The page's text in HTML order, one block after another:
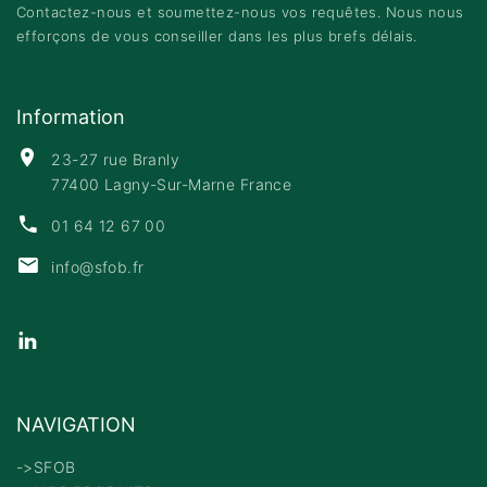
Contactez-nous et soumettez-nous vos requêtes. Nous nous
efforçons de vous conseiller dans les plus brefs délais.
Information
23-27 rue Branly
77400 Lagny-Sur-Marne France
01 64 12 67 00
info@sfob.fr
NAVIGATION
->SFOB